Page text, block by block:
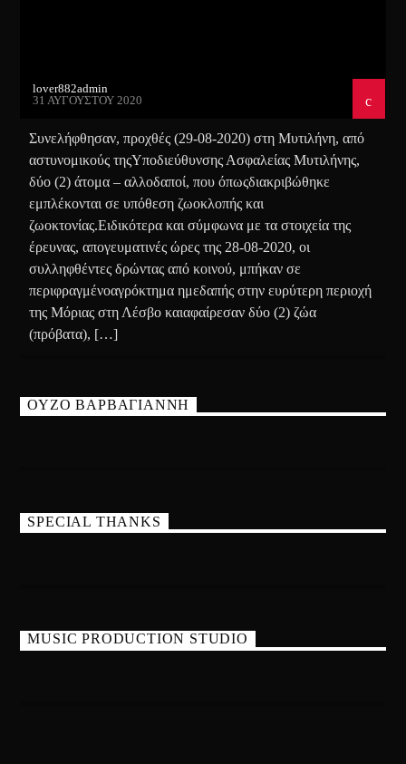
lover882admin
31 ΑΥΓΟΎΣΤΟΥ 2020
Συνελήφθησαν, προχθές (29-08-2020) στη Μυτιλήνη, από
αστυνομικούς τηςΥποδιεύθυνσης Ασφαλείας Μυτιλήνης,
δύο (2) άτομα – αλλοδαποί, που όπωςδιακριβώθηκε
εμπλέκονται σε υπόθεση ζωοκλοπής και
ζωοκτονίας.Ειδικότερα και σύμφωνα με τα στοιχεία της
έρευνας, απογευματινές ώρες της 28-08-2020, οι
συλληφθέντες δρώντας από κοινού, μπήκαν σε
περιφραγμένοαγρόκτημα ημεδαπής στην ευρύτερη περιοχή
της Μόριας στη Λέσβο καιαφαίρεσαν δύο (2) ζώα
(πρόβατα), […]
ΟΥΖΟ ΒΑΡΒΑΓΙΑΝΝΗ
SPECIAL THANKS
MUSIC PRODUCTION STUDIO